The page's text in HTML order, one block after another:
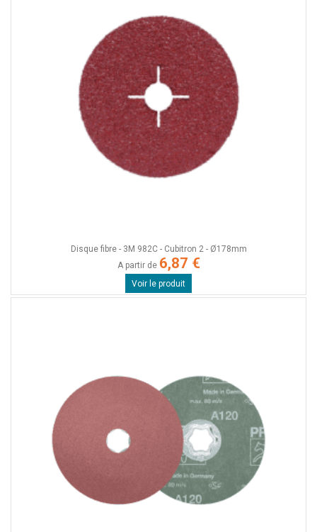
Disque fibre - 3M 982C - Cubitron 2 - Ø178mm
A partir de 6,87 €
Voir le produit